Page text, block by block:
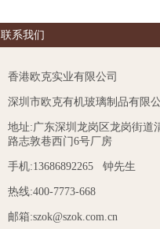
联系我们
香港欧克实业有限公司
深圳市欧克有机玻璃制品有限
地址:广东深圳龙岗区龙岗街道
路志敦巷西门6号厂房
手机:13686892265 钟先生
热线:400-7773-668
邮箱:szok@szok.com.cn